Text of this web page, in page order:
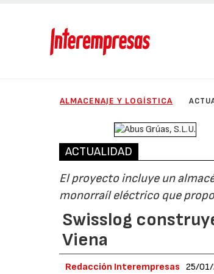
ALMACENAJE Y LOGÍSTICA
ACTUALIDAD
El proyecto incluye un
monorraíl eléctrico que
Swisslog
Viena
Redacción Interempresas 25/